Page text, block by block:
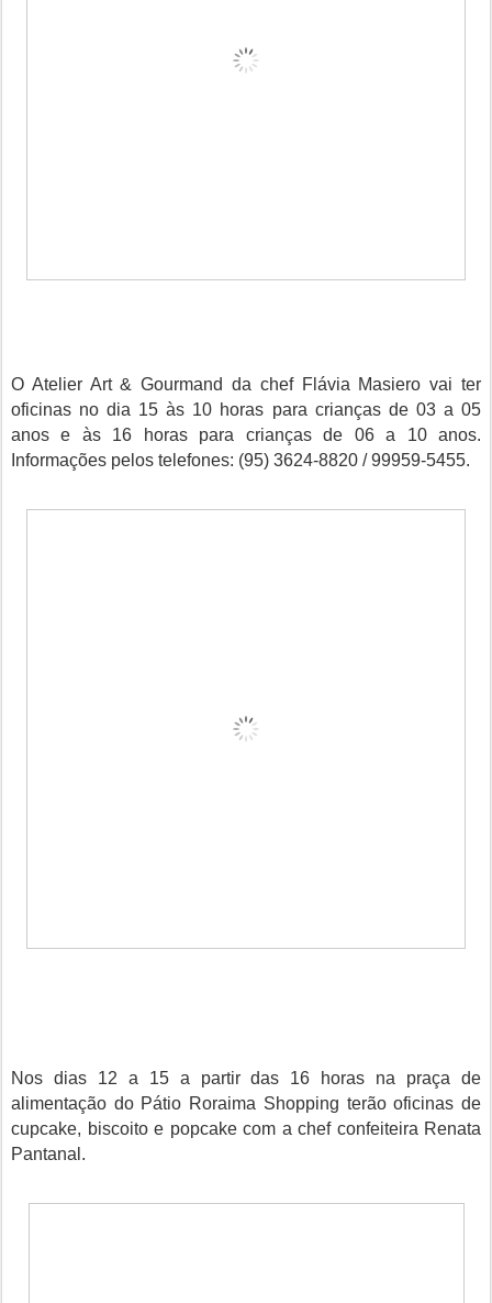
O Atelier Art & Gourmand da chef Flávia Masiero vai ter
oficinas no dia 15 às 10 horas para crianças de 03 a 05
anos e às 16 horas para crianças de 06 a 10 anos.
Informações pelos telefones: (95) 3624-8820 / 99959-5455.
Nos dias 12 a 15 a partir das 16 horas na praça de
alimentação do Pátio Roraima Shopping terão oficinas de
cupcake, biscoito e popcake com a chef confeiteira Renata
Pantanal.